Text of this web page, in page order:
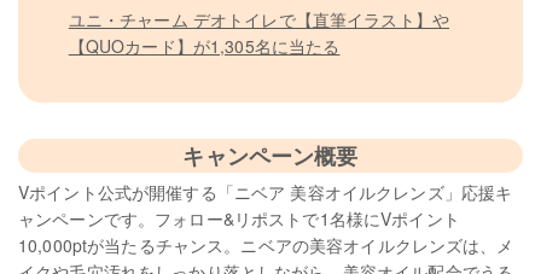
ユニ・チャーム デオトイレで【直筆イラスト】や
【QUOカード】が1,305名に当たる
キャンペーン概要
Vポイント公式が開催する「ニベア 美容オイルクレンズ」応援キ
ャンペーンです。フォロー&リポストで1名様にVポイント
10,000ptが当たるチャンス。ニベアの美容オイルクレンズは、メ